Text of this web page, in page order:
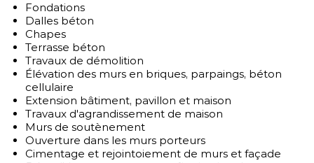
Fondations
Dalles béton
Chapes
Terrasse béton
Travaux de démolition
Élévation des murs en briques, parpaings, béton
cellulaire
Extension bâtiment, pavillon et maison
Travaux d'agrandissement de maison
Murs de soutènement
Ouverture dans les murs porteurs
Cimentage et rejointoiement de murs et façade